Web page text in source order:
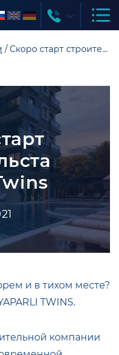
Скоро старт строительста Yaparlı
и в тихом месте?
TWINS.
компании